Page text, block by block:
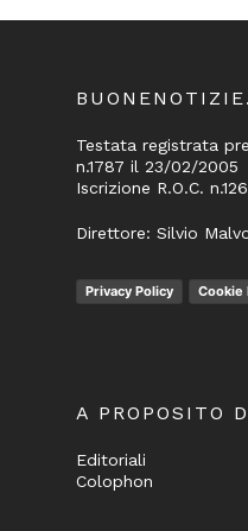
Testata registrata
n.1787 il 23/02/2005
Iscrizione R.O.C.
Direttore: Silvio
Privacy Policy Cookie
A PROPOSITO
Editoriali
Colophon